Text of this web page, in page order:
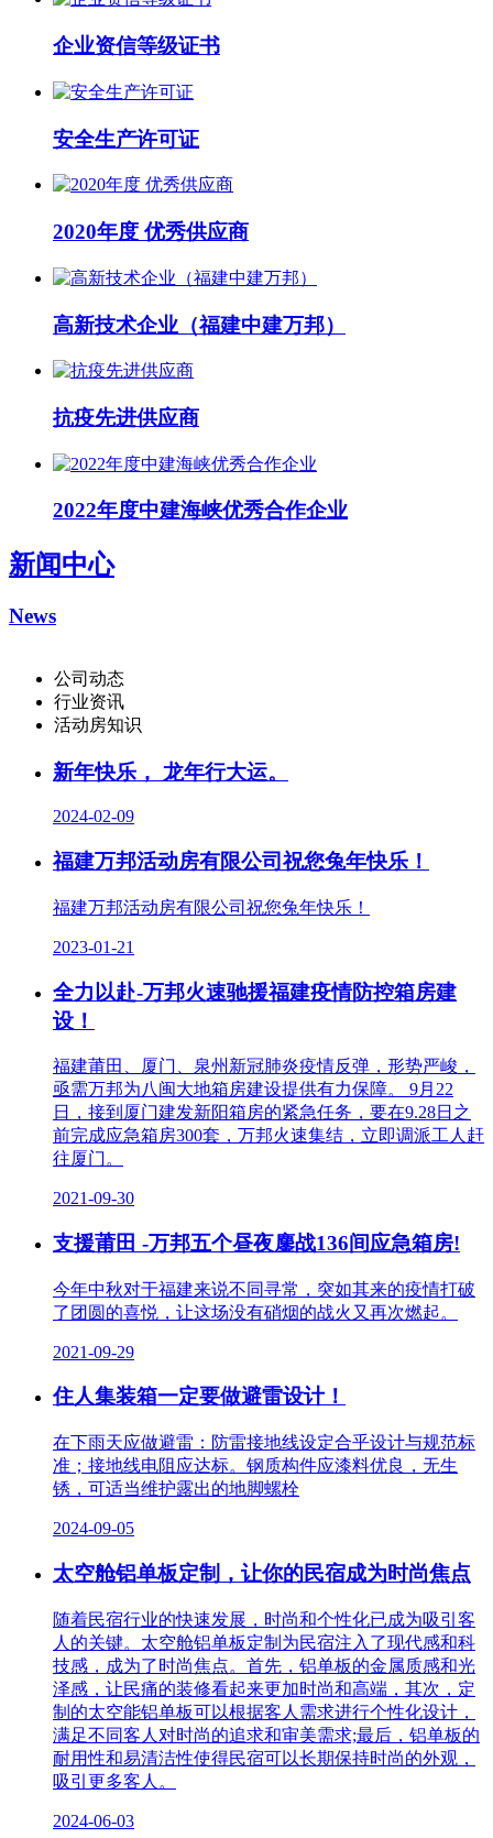
企业资信等级证书
安全生产许可证
2020年度 优秀供应商
高新技术企业（福建中建万邦）
抗疫先进供应商
2022年度中建海峡优秀合作企业
新闻中心
News
公司动态
行业资讯
活动房知识
新年快乐， 龙年行大运。
2024-02-09
福建万邦活动房有限公司祝您兔年快乐！
福建万邦活动房有限公司祝您兔年快乐！
2023-01-21
全力以赴-万邦火速驰援福建疫情防控箱房建
设！
福建莆田、厦门、泉州新冠肺炎疫情反弹，形势严峻，
亟需万邦为八闽大地箱房建设提供有力保障。 9月22
日，接到厦门建发新阳箱房的紧急任务，要在9.28日之
前完成应急箱房300套，万邦火速集结，立即调派工人赶
往厦门。
2021-09-30
支援莆田 -万邦五个昼夜鏖战136间应急箱房!
今年中秋对于福建来说不同寻常，突如其来的疫情打破
了团圆的喜悦，让这场没有硝烟的战火又再次燃起。
2021-09-29
住人集装箱一定要做避雷设计！
在下雨天应做避雷：防雷接地线设定合乎设计与规范标
准；接地线电阻应达标。钢质构件应漆料优良，无生
锈，可适当维护露出的地脚螺栓
2024-09-05
太空舱铝单板定制，让你的民宿成为时尚焦点
随着民宿行业的快速发展，时尚和个性化已成为吸引客
人的关键。太空舱铝单板定制为民宿注入了现代感和科
技感，成为了时尚焦点。首先，铝单板的金属质感和光
泽感，让民痛的装修看起来更加时尚和高端，其次，定
制的太空能铝单板可以根据客人需求进行个性化设计，
满足不同客人对时尚的追求和审美需求;最后，铝单板的
耐用性和易清洁性使得民宿可以长期保持时尚的外观，
吸引更多客人。
2024-06-03